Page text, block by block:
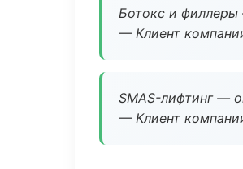
Ботокс и филлеры
— Клиент
SMAS-лифтинг —
— Клиент